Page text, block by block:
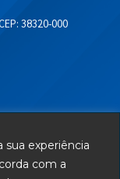
sua experiência
com a
38320-000